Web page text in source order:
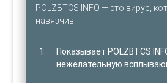
POLZBTCS.INFO — это вирус,
навязчив!
Показывает
нежелательную